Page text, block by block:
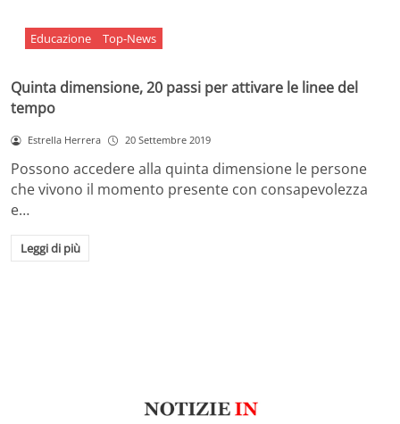
Educazione Top-News
Quinta dimensione, 20 passi per attivare le linee del
tempo
Estrella Herrera 20 Settembre 2019
Possono accedere alla quinta dimensione le persone
che vivono il momento presente con consapevolezza
e…
Leggi di più